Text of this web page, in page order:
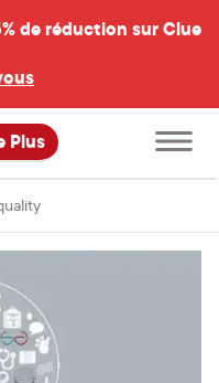
de réduction sur Clue
Plus
Ouvrir
le
menu
Femtech
Women’s
March